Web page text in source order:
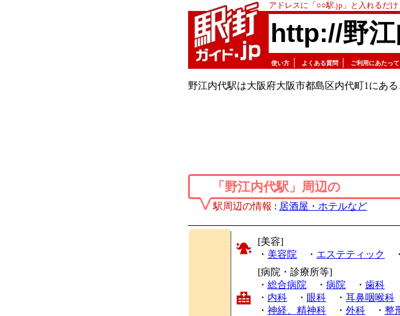
アドレスに「○○駅.jp」と入れるだ
http://野
使い方 よくある質問 ご利用にあたって
野江内代駅は大阪府大阪市都島区内代町1にあ
「野江内代駅」周辺の
駅周辺の情報 : 居酒屋・ホテルなど
[美容]
・ 美容院 ・ エステティック ・
[病院・診療所等]
・ 総合病院 ・ 病院 ・ 歯科
・ 内科 ・ 眼科 ・ 耳鼻咽喉科
・ 神経、精神科 ・ 外科 ・ 整